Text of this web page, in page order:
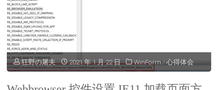
Visual
Studio
程
狂野の屠夫 2021 年 1 月 22 日 WinForm/ 心得体会